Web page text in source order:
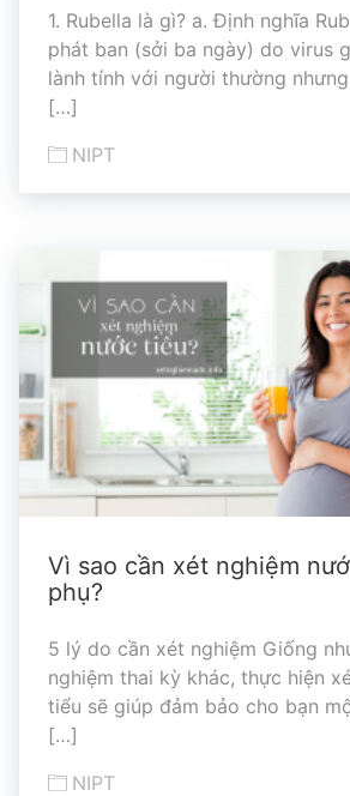
1. Rubella là gì? a. Định nghĩa
phát ban (sởi ba ngày) do virus
lành tính với người thường
[…]
NIPT
Vì sao cần xét nghiệm
phụ?
5 lý do cần xét nghiệm Giống
nghiệm thai kỳ khác, thực hiện
tiểu sẽ giúp đảm bảo cho bạn
[…]
NIPT